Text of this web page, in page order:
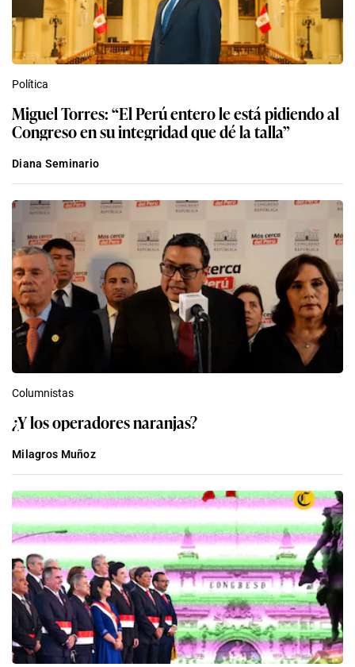
Política
Miguel Torres: “El Perú entero le está pidiendo al
Congreso en su integridad que dé la talla”
Diana Seminario
Columnistas
¿Y los operadores naranjas?
Milagros Muñoz